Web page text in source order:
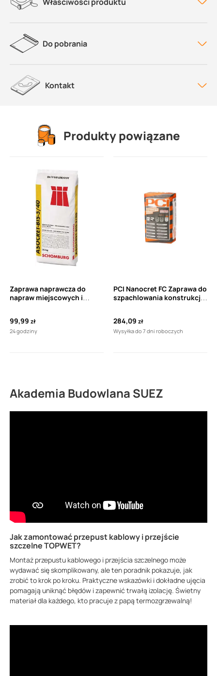
Do pobrania
Kontakt
Produkty powiązane
Zaprawa naprawcza do
napraw miejscowych i
betonu w zakresie grubości
od 5 do 40 mm SCHOMBURG
99,99 zł
24 godziny
PCI Nanocret FC Zaprawa do
szpachlowania konstrukcji
284,09 zł
Wysyłka do 7 dni roboczych
Akademia Budowlana SUEZ
Jak zamontować przepust kablowy i przejście
szczelne TOPWET?
Montaż przepustu kablowego i przejścia szczelnego może
wydawać się skomplikowany, ale ten poradnik pokazuje, jak
zrobić to krok po kroku. Praktyczne wskazówki i dokładne ujęcia
pomagają uniknąć błędów i zapewnić trwałą izolację. Świetny
materiał dla każdego, kto pracuje z papą termozgrzewalną!